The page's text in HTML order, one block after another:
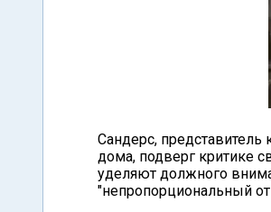
Сандерс,
дома, подверг критике
уделяют должного
"непропорциональный